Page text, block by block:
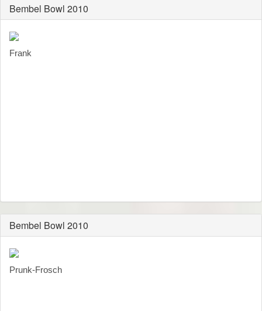
Bembel Bowl 2010
Frank
Bembel Bowl 2010
Prunk-Frosch